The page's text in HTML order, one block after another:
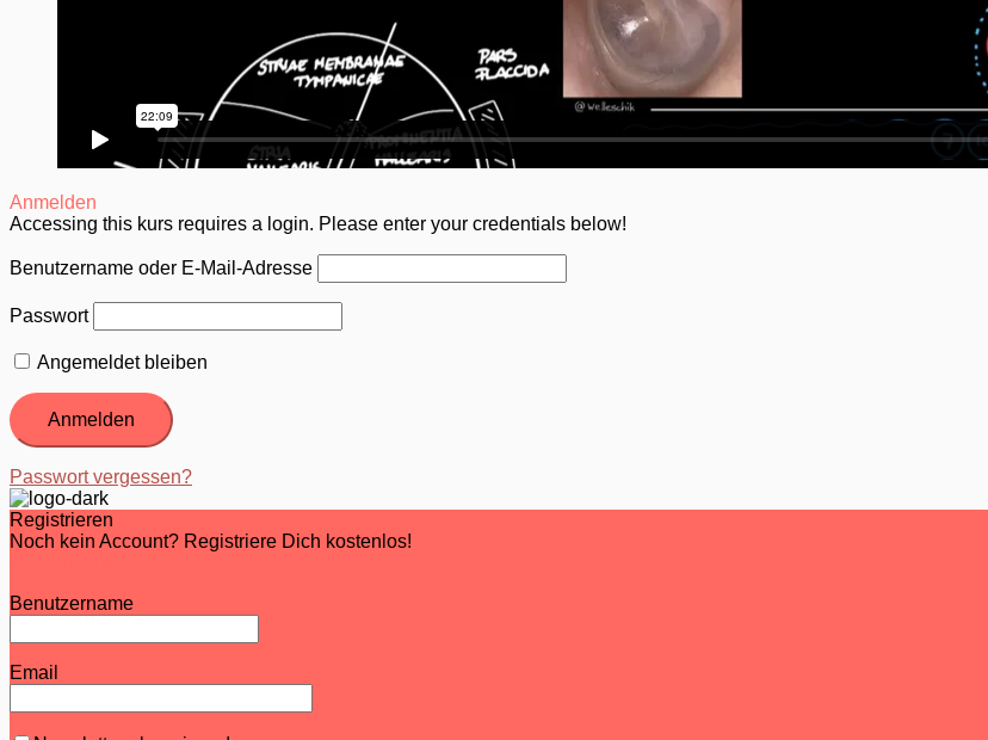
Anmelden
Accessing this kurs requires a login. Please enter your credentials below!
Benutzername oder E-Mail-Adresse
Passwort
Angemeldet bleiben
Passwort vergessen?
Registrieren
Noch kein Account? Registriere Dich kostenlos!
Benutzername
Email